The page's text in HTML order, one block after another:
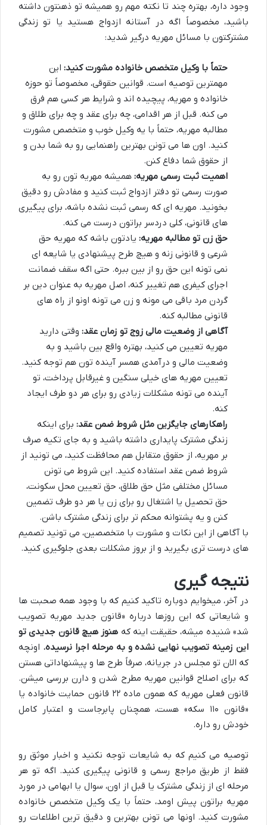
وجود داره، بهتره چند تا نکته مهم رو همیشه تو ذهنتون داشته
باشید، مخصوصاً اگه در آستانه ازدواج هستید یا تو زندگی
مشترکتون با مسائل مهریه درگیر شدید:
حتماً با وکیل متخصص خانواده مشورت کنید: این
مهمترین توصیه است. قوانین حقوقی، مخصوصاً تو حوزه
خانواده و مهریه، پیچیده اند و شرایط هر کسی هم فرق
می کنه. قبل از هر اقدامی، چه برای عقد و چه برای طلاق و
مطالبه مهریه، حتماً با یه وکیل خوب و متخصص مشورت
کنید. اون ها می تونن بهترین راهنمایی رو به شما بدن و
از حقوق شما دفاع کنن.
اهمیت ثبت رسمی مهریه: همیشه مهریه تون رو به
صورت رسمی تو دفتر ازدواج ثبت کنید و مفادش رو دقیق
بخونید. مهریه ای که رسمی ثبت نشده باشه، برای پیگیری
های قانونی، کلی دردسر براتون درست می کنه.
حق زن تو مطالبه مهریه: یادتون باشه که مهریه حق
شرعی و قانونی زنه و هیچ طرح پیشنهادی یا شایعه ای
نمی تونه این حق رو از بین ببره. حتی اگه سقف ضمانت
اجرای کیفری هم تغییر کنه، اصل مهریه به عنوان دین بر
گردن مرد باقی می مونه و زن می تونه اونو از راه های
قانونی مطالبه کنه.
آگاهی از وضعیت مالی زوج تو زمان عقد: وقتی دارید
مهریه تعیین می کنید، بهتره واقع بین باشید و به
وضعیت مالی و درآمدی همسر آینده تون هم توجه کنید.
تعیین مهریه های خیلی سنگین و غیرقابل پرداخت، تو
آینده می تونه مشکلات زیادی رو برای هر دو طرف ایجاد
کنه.
راهکارهای جایگزین مثل شروط ضمن عقد: برای اینکه
زندگی مشترک پایداری داشته باشید و به جای تکیه صرف
بر مهریه، از حقوق متقابل هم محافظت کنید، می تونید از
شروط ضمن عقد استفاده کنید. این شروط می تونن
مسائل مختلفی مثل حق طلاق، حق تعیین محل سکونت،
حق تحصیل یا اشتغال رو برای زن یا هر دو طرف تضمین
کنن و یه پشتوانه محکم تر برای زندگی مشترک باشن.
با آگاهی از این نکات و مشورت با متخصصین، می تونید تصمیم
های درست تری بگیرید و از بروز مشکلات بعدی جلوگیری کنید.
نتیجه گیری
در آخر، میخوایم دوباره تاکید کنیم که با وجود همه صحبت ها
و شایعاتی که این روزها درباره «قانون جدید مهریه تصویب
شد» شنیده میشه، حقیقت اینه که هنوز هیچ قانون جدیدی تو
این زمینه تصویب نهایی نشده و به مرحله اجرا نرسیده. اونچه
که الان تو مجلس در جریانه، صرفاً طرح ها و پیشنهاداتی هستن
که برای اصلاح قوانین مهریه مطرح شدن و دارن بررسی میشن.
قانون فعلی مهریه که همون ماده ۲۲ قانون حمایت خانواده یا
«قانون ۱۱۰ سکه» هست، همچنان پابرجاست و اعتبار کامل
خودش رو داره.
توصیه می کنیم که به شایعات توجه نکنید و اخبار موثق رو
فقط از طریق مراجع رسمی و قانونی پیگیری کنید. اگه تو هر
مرحله ای از زندگی مشترک یا قبل از اون، سوال یا ابهامی در مورد
مهریه براتون پیش اومد، حتماً با یک وکیل متخصص خانواده
مشورت کنید. اونها می تونن بهترین و دقیق ترین اطلاعات رو